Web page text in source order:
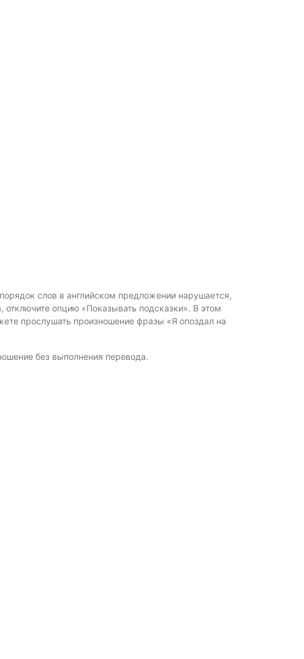
слов в английском предложении нарушается,
опцию «Показывать подсказки». В этом
прослушать произношение фразы «Я опоздал на
без выполнения перевода.